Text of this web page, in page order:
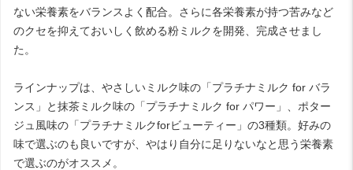
ない栄養素をバランスよく配合。さらに各栄養素が持つ苦みなど
のクセを抑えておいしく飲める粉ミルクを開発、完成させまし
た。
ラインナップは、やさしいミルク味の「プラチナミルク for バラ
ンス」と抹茶ミルク味の「プラチナミルク for パワー」、ポター
ジュ風味の「プラチナミルクforビューティー」の3種類。好みの
味で選ぶのも良いですが、やはり自分に足りないなと思う栄養素
で選ぶのがオススメ。